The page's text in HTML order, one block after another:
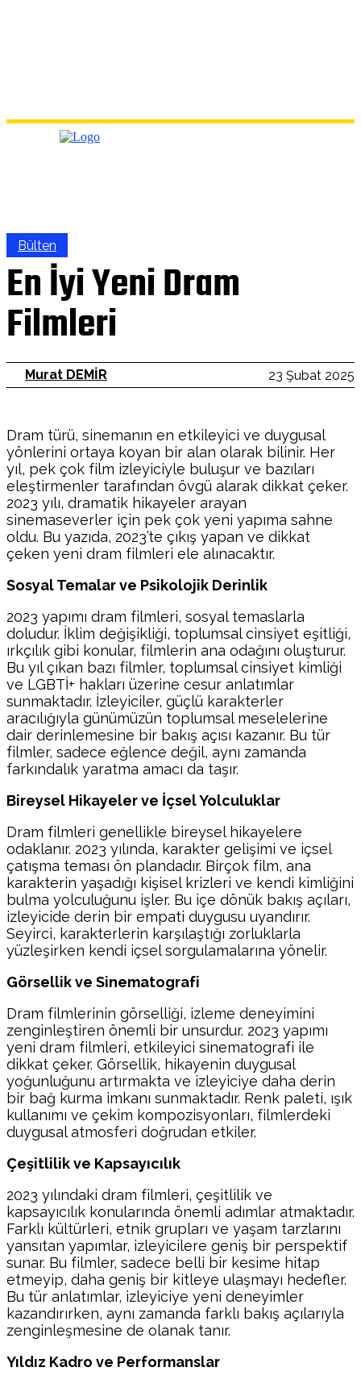
Bülten
En İyi Yeni Dram
Filmleri
23 Şubat 2025
Murat DEMİR
Dram türü, sinemanın en etkileyici ve duygusal
yönlerini ortaya koyan bir alan olarak bilinir. Her
yıl, pek çok film izleyiciyle buluşur ve bazıları
eleştirmenler tarafından övgü alarak dikkat çeker.
2023 yılı, dramatik hikayeler arayan
sinemaseverler için pek çok yeni yapıma sahne
oldu. Bu yazıda, 2023’te çıkış yapan ve dikkat
çeken yeni dram filmleri ele alınacaktır.
Sosyal Temalar ve Psikolojik Derinlik
2023 yapımı dram filmleri, sosyal temaslarla
doludur. İklim değişikliği, toplumsal cinsiyet eşitliği,
ırkçılık gibi konular, filmlerin ana odağını oluşturur.
Bu yıl çıkan bazı filmler, toplumsal cinsiyet kimliği
ve LGBTİ+ hakları üzerine cesur anlatımlar
sunmaktadır. İzleyiciler, güçlü karakterler
aracılığıyla günümüzün toplumsal meselelerine
dair derinlemesine bir bakış açısı kazanır. Bu tür
filmler, sadece eğlence değil, aynı zamanda
farkındalık yaratma amacı da taşır.
Bireysel Hikayeler ve İçsel Yolculuklar
Dram filmleri genellikle bireysel hikayelere
odaklanır. 2023 yılında, karakter gelişimi ve içsel
çatışma teması ön plandadır. Birçok film, ana
karakterin yaşadığı kişisel krizleri ve kendi kimliğini
bulma yolculuğunu işler. Bu içe dönük bakış açıları,
izleyicide derin bir empati duygusu uyandırır.
Seyirci, karakterlerin karşılaştığı zorluklarla
yüzleşirken kendi içsel sorgulamalarına yönelir.
Görsellik ve Sinematografi
Dram filmlerinin görselliği, izleme deneyimini
zenginleştiren önemli bir unsurdur. 2023 yapımı
yeni dram filmleri, etkileyici sinematografi ile
dikkat çeker. Görsellik, hikayenin duygusal
yoğunluğunu artırmakta ve izleyiciye daha derin
bir bağ kurma imkanı sunmaktadır. Renk paleti, ışık
kullanımı ve çekim kompozisyonları, filmlerdeki
duygusal atmosferi doğrudan etkiler.
Çeşitlilik ve Kapsayıcılık
2023 yılındaki dram filmleri, çeşitlilik ve
kapsayıcılık konularında önemli adımlar atmaktadır.
Farklı kültürleri, etnik grupları ve yaşam tarzlarını
yansıtan yapımlar, izleyicilere geniş bir perspektif
sunar. Bu filmler, sadece belli bir kesime hitap
etmeyip, daha geniş bir kitleye ulaşmayı hedefler.
Bu tür anlatımlar, izleyiciye yeni deneyimler
kazandırırken, aynı zamanda farklı bakış açılarıyla
zenginleşmesine de olanak tanır.
Yıldız Kadro ve Performanslar